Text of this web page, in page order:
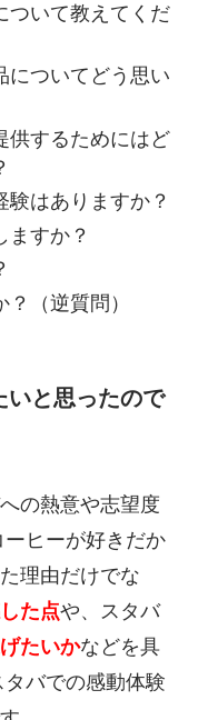
ついて教えてくだ
についてどう思い
供するためにはど
はありますか？
ますか？
（逆質問）
いと思ったので
の熱意や志望度
ヒーが好きだか
理由だけでな
た点や、スタバ
たいかなどを具
バでの感動体験